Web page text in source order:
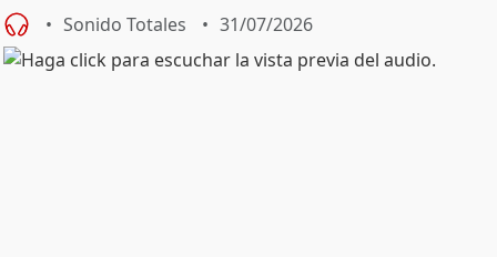
Sonido Totales 31/07/2026